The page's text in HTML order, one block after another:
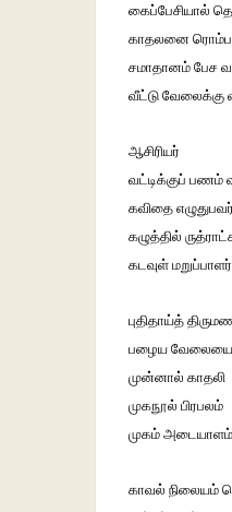
கைப்பேசியால்
காதலனை
சமாதானம் பேச
வீட்டு
ஆசிரியர்
வட்டிக்குப் பணம்
கவிதை எழுதுபவர்
கழுத்தில்
கடவுள் மறுப்பாளர்
புதிதாய்த்
பழைய
முன்னால் காதலி
முகநூல் பிரபலம்
முகம் அடையாளம்
காவல் நிலையம்